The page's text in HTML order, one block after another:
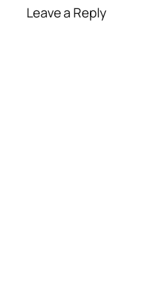
Leave a Reply